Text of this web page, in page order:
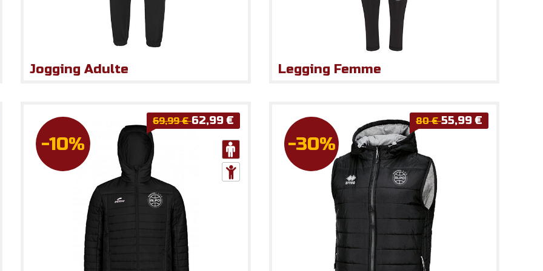
Jogging Adulte Legging Femme
69,99 €62,99 €
-10%
80 €55,99 €
-30%